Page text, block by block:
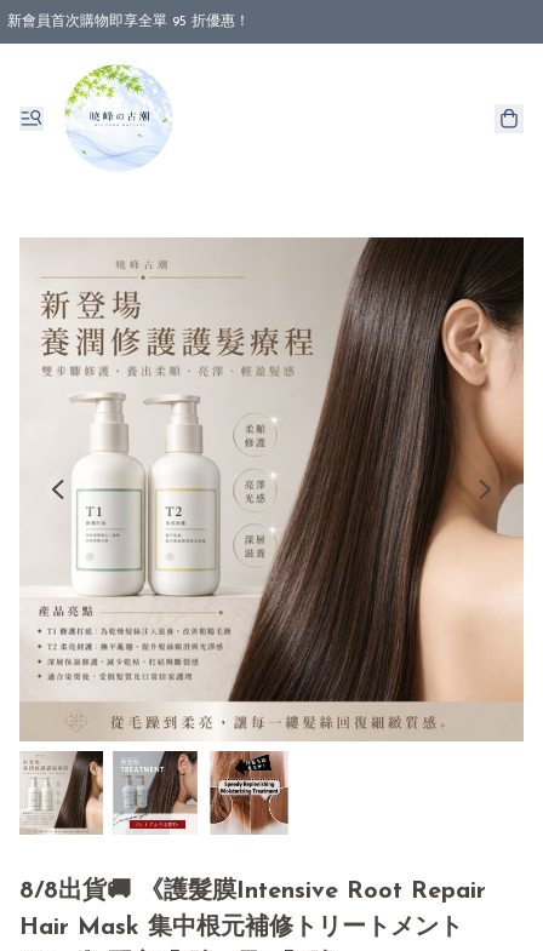
新會員首次購物即享全單 95 折優惠！
8/8出貨🚚 《護髮膜Intensive Root Repair
Hair Mask 集中根元補修トリートメント